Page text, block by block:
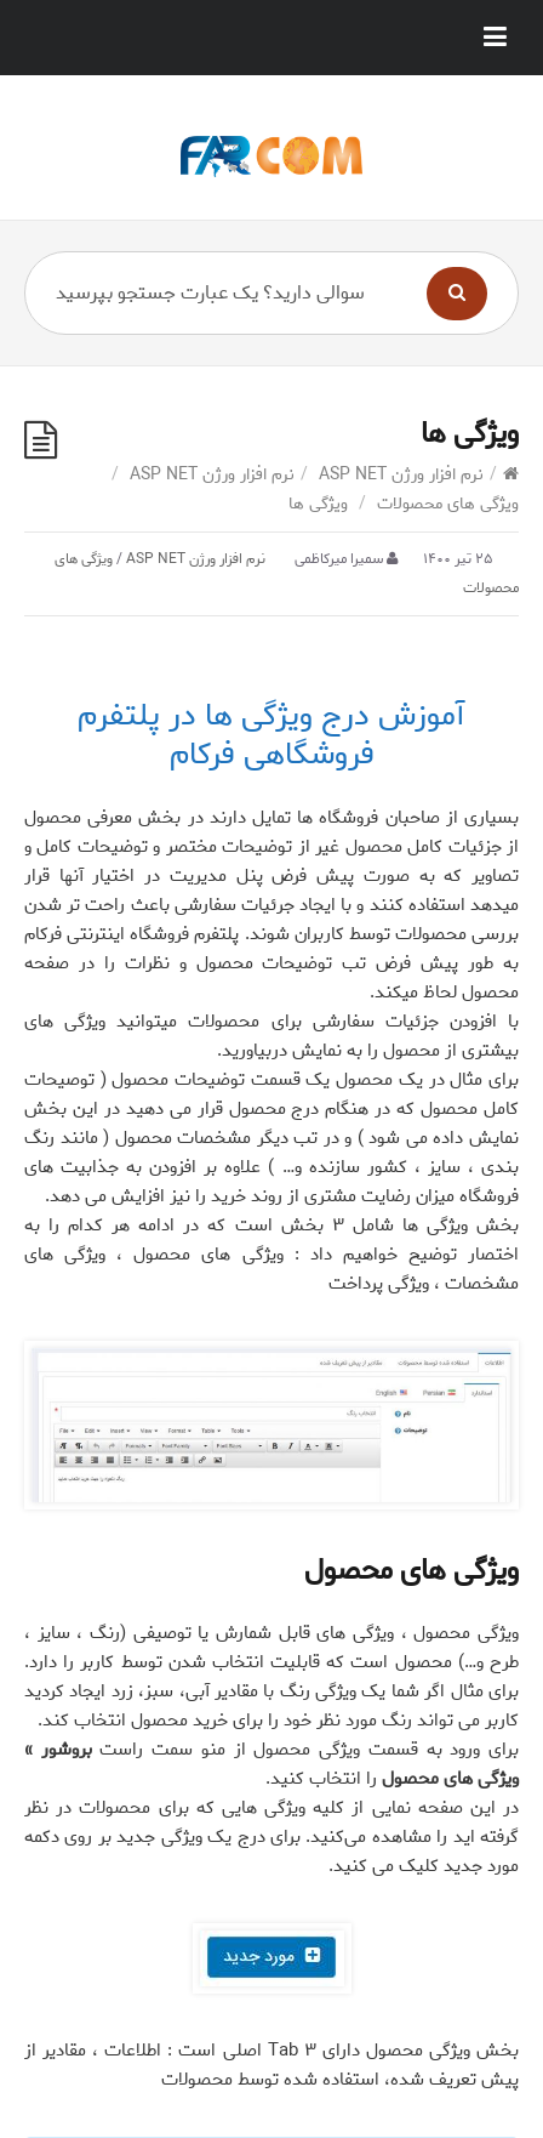
ویژگی ها
/ نرم افزار ورژن ASP NET / نرم افزار ورژن ASP NET
/
ویژگی های محصولات / ویژگی ها
۲۵ تیر ۱۴۰۰ سمیرا میرکاظمی نرم افزار ورژن ASP NET /ویژگی های
محصولات
آموزش درج ویژگی ها در پلتفرم
فروشگاهی فرکام
بسیاری از صاحبان فروشگاه ها تمایل دارند در بخش معرفی محصول
از جزئیات کامل محصول غیر از توضیحات مختصر و توضیحات کامل و
تصاویر که به صورت پیش فرض پنل مدیریت در اختیار آنها قرار
میدهد استفاده کنند و با ایجاد جرئیات سفارشی باعث راحت تر شدن
بررسی محصولات توسط کاربران شوند. پلتفرم فروشگاه اینترنتی فرکام
به طور پیش فرض تب توضیحات محصول و نظرات را در صفحه
محصول لحاظ میکند.
با افزودن جزئیات سفارشی برای محصولات میتوانید ویژگی های
بیشتری از محصول را به نمایش دربیاورید.
برای مثال در یک محصول یک قسمت توضیحات محصول ( توصیحات
کامل محصول که در هنگام درج محصول قرار می دهید در این بخش
نمایش داده می شود ) و در تب دیگر مشخصات محصول ( مانند رنگ
بندی ، سایز ، کشور سازنده و… ) علاوه بر افزودن به جذابیت های
فروشگاه میزان رضایت مشتری از روند خرید را نیز افزایش می دهد.
بخش ویژگی ها شامل ۳ بخش است که در ادامه هر کدام را به
اختصار توضیح خواهیم داد : ویژگی های محصول ، ویژگی های
مشخصات ، ویژگی پرداخت
ویژگی های محصول
ویژگی محصول ، ویژگی های قابل شمارش یا توصیفی (رنگ ، سایز ،
طرح و…) محصول است که قابلیت انتخاب شدن توسط کاربر را دارد.
برای مثال اگر شما یک ویژگی رنگ با مقادیر آبی، سبز، زرد ایجاد کردید
کاربر می تواند رنگ مورد نظر خود را برای خرید محصول انتخاب کند.
برای ورود به قسمت ویژگی محصول از منو سمت راستبروشور »
ویژگی های محصول را انتخاب کنید.
در این صفحه نمایی از کلیه ویژگی هایی که برای محصولات در نظر
گرفته اید را مشاهده می‌کنید. برای درج یک ویژگی جدید بر روی دکمه
مورد جدید کلیک می کنید.
بخش ویژگی محصول دارای ۳ Tab اصلی است : اطلاعات ، مقادیر از
پیش تعریف شده، استفاده شده توسط محصولات